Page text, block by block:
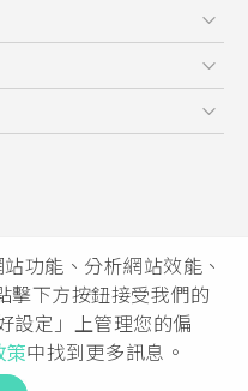
功能、分析網站效能、
擊下方按鈕接受我們的
定」上管理您的偏
策中找到更多訊息。